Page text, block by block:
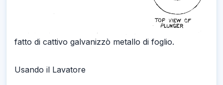
fatto di cattivo galvanizzò metallo di foglio.
Usando il Lavatore